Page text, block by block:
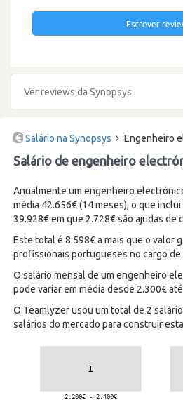
Escrever
Ver reviews da Synopsys
Salário na Synopsys Engenheiro
Salário de engenheiro
Anualmente um engenheiro
média 42.656€ (14 meses), o que
39.928€ em que 2.728€ são ajudas de
Este total é 8.598€ a mais que o valor
profissionais portugueses no cargo
O salário mensal de um engenheiro
pode variar em média desde 2.300€
O Teamlyzer usou um total de 2
salários do mercado para construir